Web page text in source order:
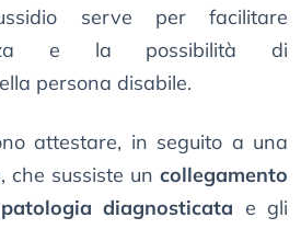
serve per facilitare
e la possibilità di
persona disabile.
attestare, in seguito a una
che sussiste un collegamento
patologia diagnosticata e gli